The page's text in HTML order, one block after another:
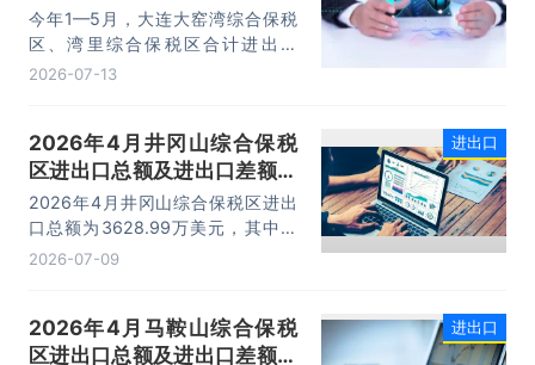
今年1—5月，大连大窑湾综合保税
区、湾里综合保税区合计进出口
332.22亿元，同比增长21%，占大
台。
2026-07-13
2026年4月井冈山综合保税
区进出口总额及进出口差额统
计分析
2026年4月井冈山综合保税区进出
口总额为3628.99万美元，其中：
出口额为1562.95万美元，进口额为
2026-07-09
进出口
2026年4月马鞍山综合保税
区进出口总额及进出口差额统
进出口